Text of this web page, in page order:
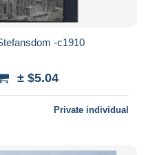
-c1910
± $5.04
Private individual